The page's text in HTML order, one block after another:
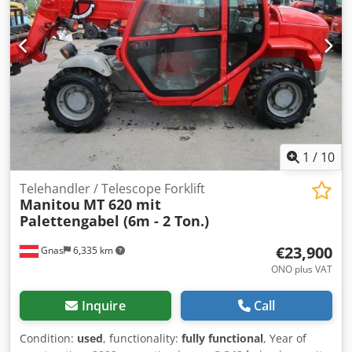
Rear tire type: Pneumatic Rear tire condition: 80 - 100 %
Rear work lights, front work lights, heater, full cabin, CE
certificate, safety light, exterior mirrors, joystick,
windshield wiper,
1 / 10
Gnas 6,335 km
Telehandler / Telescope Forklift
Manitou MT 620 mit
Palettengabel (6m - 2 Ton.)
€23,900
ONO plus VAT
Inquire Call
Condition: used, functionality: fully functional, Year of